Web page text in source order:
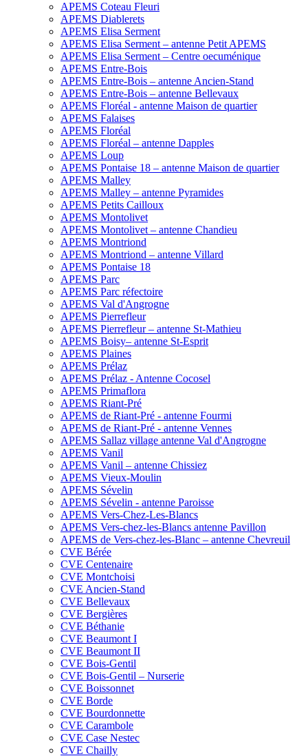
APEMS Coteau Fleuri
APEMS Diablerets
APEMS Elisa Serment
APEMS Elisa Serment – antenne Petit APEMS
APEMS Elisa Serment – Centre oecuménique
APEMS Entre-Bois
APEMS Entre-Bois – antenne Ancien-Stand
APEMS Entre-Bois – antenne Bellevaux
APEMS Floréal - antenne Maison de quartier
APEMS Falaises
APEMS Floréal
APEMS Floréal – antenne Dapples
APEMS Loup
APEMS Pontaise 18 – antenne Maison de quartier
APEMS Malley
APEMS Malley – antenne Pyramides
APEMS Petits Cailloux
APEMS Montolivet
APEMS Montolivet – antenne Chandieu
APEMS Montriond
APEMS Montriond – antenne Villard
APEMS Pontaise 18
APEMS Parc
APEMS Parc réfectoire
APEMS Val d'Angrogne
APEMS Pierrefleur
APEMS Pierrefleur – antenne St-Mathieu
APEMS Boisy– antenne St-Esprit
APEMS Plaines
APEMS Prélaz
APEMS Prélaz - Antenne Cocosel
APEMS Primaflora
APEMS Riant-Pré
APEMS de Riant-Pré - antenne Fourmi
APEMS de Riant-Pré - antenne Vennes
APEMS Sallaz village antenne Val d'Angrogne
APEMS Vanil
APEMS Vanil – antenne Chissiez
APEMS Vieux-Moulin
APEMS Sévelin
APEMS Sévelin - antenne Paroisse
APEMS Vers-Chez-Les-Blancs
APEMS Vers-chez-les-Blancs antenne Pavillon
APEMS de Vers-chez-les-Blanc – antenne Chevreuil
CVE Bérée
CVE Centenaire
CVE Montchoisi
CVE Ancien-Stand
CVE Bellevaux
CVE Bergières
CVE Béthanie
CVE Beaumont I
CVE Beaumont II
CVE Bois-Gentil
CVE Bois-Gentil – Nurserie
CVE Boissonnet
CVE Borde
CVE Bourdonnette
CVE Carambole
CVE Case Nestec
CVE Chailly